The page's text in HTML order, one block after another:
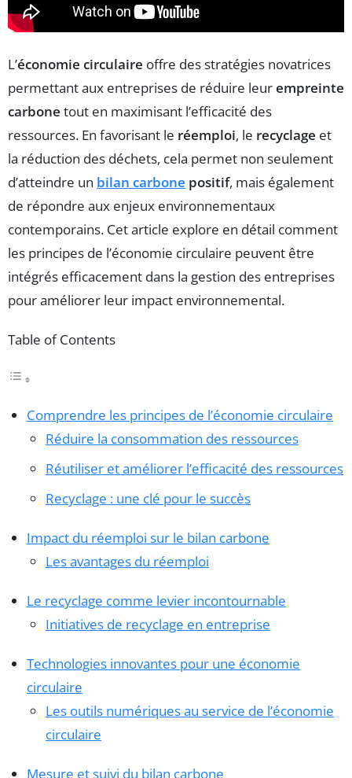
L’économie circulaire offre des stratégies novatrices
permettant aux entreprises de réduire leurempreinte
carbone tout en maximisant l’efficacité des
ressources. En favorisant le réemploi, le recyclage et
la réduction des déchets, cela permet non seulement
d’atteindre un bilan carbone positif, mais également
de répondre aux enjeux environnementaux
contemporains. Cet article explore en détail comment
les principes de l’économie circulaire peuvent être
intégrés efficacement dans la gestion des entreprises
pour améliorer leur impact environnemental.
Table of Contents
Comprendre les principes de l’économie circulaire
Réduire la consommation des ressources
Réutiliser et améliorer l’efficacité des ressources
Recyclage : une clé pour le succès
Impact du réemploi sur le bilan carbone
Les avantages du réemploi
Le recyclage comme levier incontournable
Initiatives de recyclage en entreprise
Technologies innovantes pour une économie
circulaire
Les outils numériques au service de l’économie
circulaire
Mesure et suivi du bilan carbone